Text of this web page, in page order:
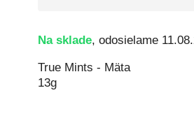
Na sklade, odosielame
True Mints - Mäta
13g